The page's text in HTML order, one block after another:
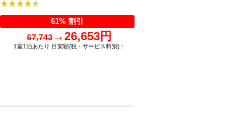
61% 割引
67,743→26,653円
1室1泊あたり 目安額(税・サービス料別)：